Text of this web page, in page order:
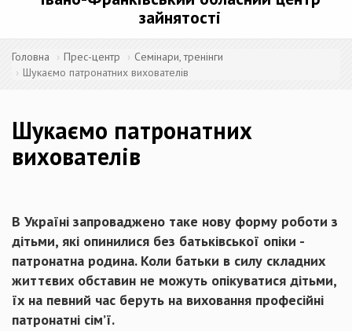
зайнятості
Головна Прес-центр
Семінари, тренінги
Шукаємо патронатних вихователів
Шукаємо патронатних
вихователів
В Україні запроваджено таке нову форму роботи з
дітьми, які опинилися без батьківської опіки -
патронатна родина. Коли батьки в силу складних
життєвих обставин не можуть опікуватися дітьми,
їх на певний час беруть на виховання професійні
патронатні сім’ї.